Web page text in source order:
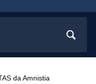
da Amnistia